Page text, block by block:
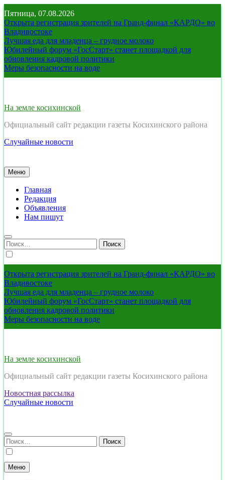
Перейти
к
содержимому
Пятница, 07.08.2026
Открыта регистрация зрителей на Гранд-финал «КАРДО» во
Владивостоке
Лучшая еда для младенца – грудное молоко
Юбилейный форум «ГосСтарт» станет площадкой для
обновления кадровой политики
Меры безопасности на воде
На земле косихинской
Официальный сайт редакции газеты Косихинского района
Случайные новости
Меню
Главная
Редакция
Объявления
Нам пишут
Найти:
Открыта регистрация зрителей на Гранд-финал «КАРДО» во
Владивостоке
Лучшая еда для младенца – грудное молоко
Юбилейный форум «ГосСтарт» станет площадкой для
обновления кадровой политики
Меры безопасности на воде
На земле косихинской
Официальный сайт редакции газеты Косихинского района
Новостная рассылка
Случайные новости
Найти:
Меню